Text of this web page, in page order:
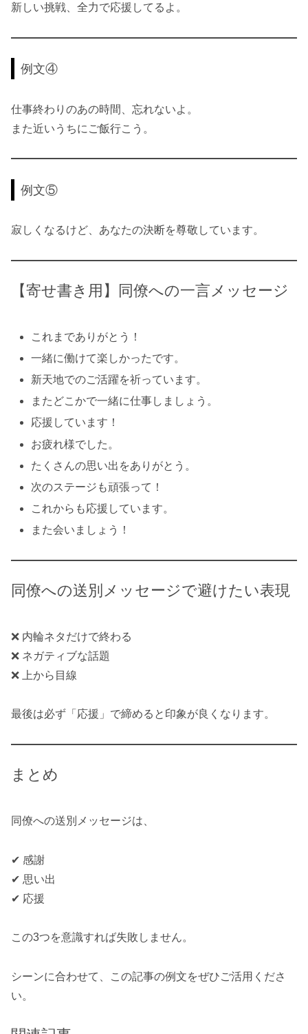
新しい挑戦、全力で応援してるよ。
例文④
仕事終わりのあの時間、忘れないよ。
また近いうちにご飯行こう。
例文⑤
寂しくなるけど、あなたの決断を尊敬しています。
【寄せ書き用】同僚への一言メッセージ
これまでありがとう！
一緒に働けて楽しかったです。
新天地でのご活躍を祈っています。
またどこかで一緒に仕事しましょう。
応援しています！
お疲れ様でした。
たくさんの思い出をありがとう。
次のステージも頑張って！
これからも応援しています。
また会いましょう！
同僚への送別メッセージで避けたい表現
❌ 内輪ネタだけで終わる
❌ ネガティブな話題
❌ 上から目線
最後は必ず「応援」で締めると印象が良くなります。
まとめ
同僚への送別メッセージは、
✔ 感謝
✔ 思い出
✔ 応援
この3つを意識すれば失敗しません。
シーンに合わせて、この記事の例文をぜひご活用くださ
い。